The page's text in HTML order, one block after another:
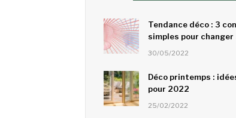
Tendance déco : 3
simples pour
30/05/2022
Déco printemps :
pour 2022
25/02/2022